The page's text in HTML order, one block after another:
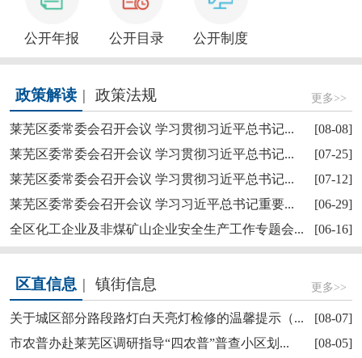
莱芜区政协“深耕红色文化讲好莱芜故事”商量活...
公开年报 公开目录 公开制度
政策解读 | 政策法规 更多>>
莱芜区委常委会召开会议 学习贯彻习近平总书记...
[08-08]
莱芜区委常委会召开会议 学习贯彻习近平总书记...
[07-25]
莱芜区委常委会召开会议 学习贯彻习近平总书记...
[07-12]
莱芜区委常委会召开会议 学习习近平总书记重要...
[06-29]
全区化工企业及非煤矿山企业安全生产工作专题会...
[06-16]
区直信息 | 镇街信息 更多>>
关于城区部分路段路灯白天亮灯检修的温馨提示（...
[08-07]
市农普办赴莱芜区调研指导“四农普”普查小区划...
[08-05]